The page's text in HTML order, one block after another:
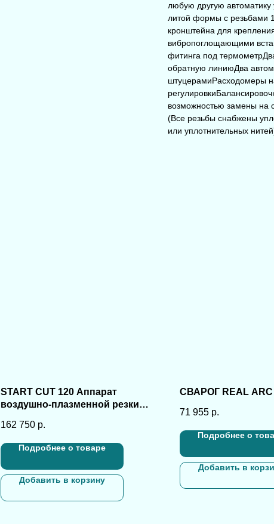
любую другую автоматику
литой формы с резьбами
кронштейна для
вибропоглощающими
фитинга под
обратную линиюДва
штуцерамиРасходомеры
возможностью замены на
(Все резьбы снабжены
или уплотнительных
START CUT 120 Аппарат
воздушно-плазменной резки
162 750 р.
Подробнее о товаре
Добавить в корзину
СВАРОГ REAL ARC
71 955 р.
Подробнее о
Добавить в